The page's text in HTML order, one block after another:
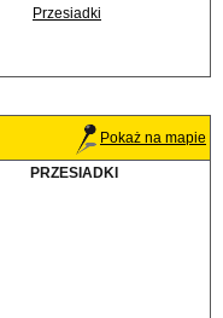
Przesiadki
Pokaż na mapie
PRZESIADKI